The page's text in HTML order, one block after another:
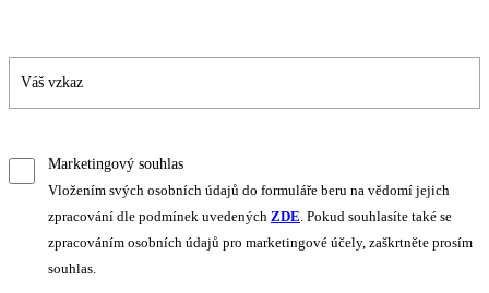
Marketingový souhlas
Vložením svých osobních údajů do formuláře beru na vědomí jejich
zpracování dle podmínek uvedených ZDE. Pokud souhlasíte také se
zpracováním osobních údajů pro marketingové účely, zaškrtněte prosím
souhlas.